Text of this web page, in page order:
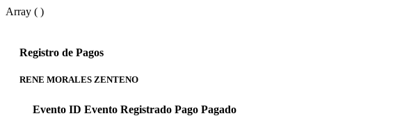
Array ( )
Registro de Pagos
RENE MORALES ZENTENO
Evento ID Evento Registrado Pago Pagado